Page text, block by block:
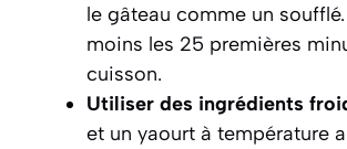
le gâteau comme un
moins les 25 premières
cuisson.
Utiliser des ingrédients
et un yaourt à température